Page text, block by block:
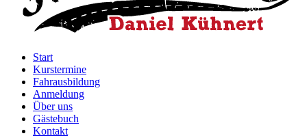
Start
Kurstermine
Fahrausbildung
Anmeldung
Über uns
Gästebuch
Kontakt